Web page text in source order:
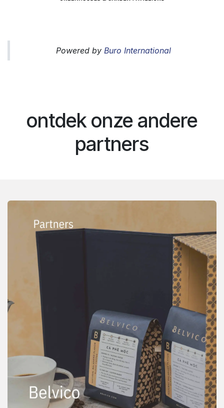
Powered by Buro International
ontdek onze andere
partners